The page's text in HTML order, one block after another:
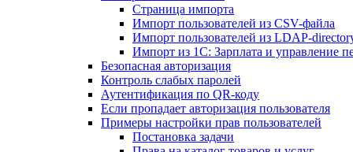
Страница импорта
Импорт пользователей из CSV-файла
Импорт пользователей из LDAP-
Импорт из 1С: Зарплата и управление
Безопасная авторизация
Контроль слабых паролей
Аутентификация по QR-коду
Если пропадает авторизация пользователя
Примеры настройки прав пользователей
Постановка задачи